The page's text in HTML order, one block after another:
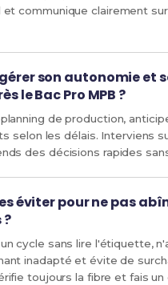
et communique clairement
son autonomie et
le Bac Pro MPB ?
de production,
selon les délais. Interviens
des décisions rapides
éviter pour ne pas
cycle sans lire l'étiquette,
inadapté et évite de
toujours la fibre et fais un